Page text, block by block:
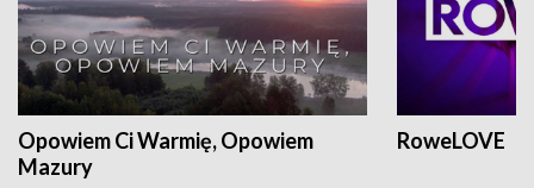
Opowiem Ci Warmię, Opowiem
Mazury
RoweLOVE